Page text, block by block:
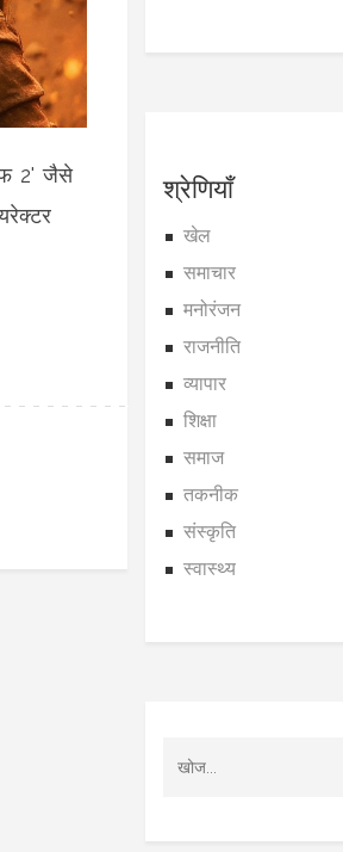
2' जैसे
श्रेणियाँ
खेल
समाचार
मनोरंजन
राजनीति
व्यापार
शिक्षा
समाज
तकनीक
संस्कृति
स्वास्थ्य